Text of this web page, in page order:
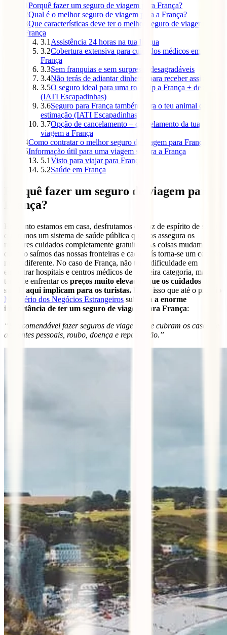
Porquê fazer um seguro de viagem para França?
2Qual é o melhor seguro de viagem para a França?
3Que características deve ter o melhor seguro de viagem para
França
3.1 Assistência 24 horas na tua língua
3.2Cobertura extensiva para cuidados médicos em
França
3.3Sem franquias e sem surpresas desagradáveis
3.4Não terás de adiantar dinheiro para receber assistência
3.5O seguro ideal para uma roadtrip a França + desporto
(IATI Escapadinhas)
3.6Seguro para França também para o teu animal de
estimação (IATI Escapadinhas)
3.7Opção de cancelamento – cancelamento da tua
viagem a França
4Como contratar o melhor seguro de viagem para França
5Informação útil para uma viagem segura a França
5.1Visto para viajar para França
5.2Saúde em França
Porquê fazer um seguro de viagem para
França?
Enquanto estamos em casa, desfrutamos da paz de espírito de saber
que temos um sistema de saúde pública que nos assegura os
melhores cuidados completamente gratuitos. As coisas mudam
quando saímos das nossas fronteiras e cada país torna-se um cenário
muito diferente. No caso de França, não terás dificuldade em
encontrar hospitais e centros médicos de primeira categoria, mas
terás de enfrentar os preços muito elevados que os cuidados de
saúde aqui implicam para os turistas. É por isso que até o próprio
Ministério dos Negócios Estrangeiros sublinha a enorme
importância de ter um seguro de viagem para França:
“É recomendável fazer seguros de viagens que cubram os casos de
acidentes pessoais, roubo, doença e repatriação.”